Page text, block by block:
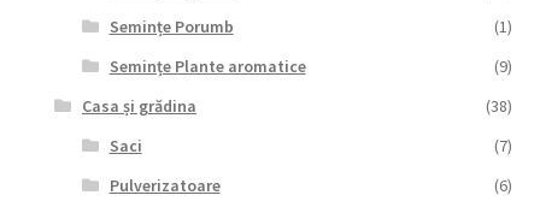
Semințe Porumb
(1)
Semințe Plante aromatice
(9)
Casa și grădina
(38)
Saci
(7)
Pulverizatoare
(6)